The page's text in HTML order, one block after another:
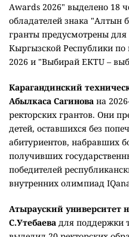
Awards 2026" выделено 18
обладателей знака "Алтын
гранты предусмотрены
Кыргызской Республики по
2026 и "Выбирай EKTU –
Карагандинский
Абылкаса Сагинова на
ректорских грантов. Они
детей, оставшихся без
абитуриентов, набравших
получивших
победителей
внутренних олимпиад
Атырауский университет
С.Утебаева для поддержки